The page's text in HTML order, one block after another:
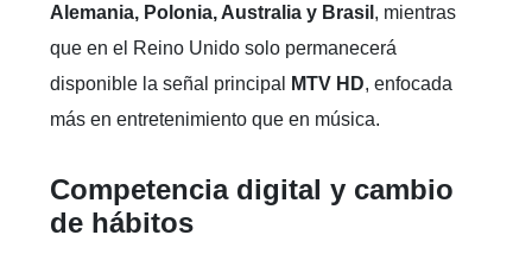
Alemania, Polonia, Australia y Brasil , mientras
que en el Reino Unido solo permanecerá
disponible la señal principal
MTV HD, enfocada
más en entretenimiento que en música.
Competencia digital y cambio
de hábitos